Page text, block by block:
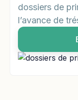
dossiers de
l’avance de